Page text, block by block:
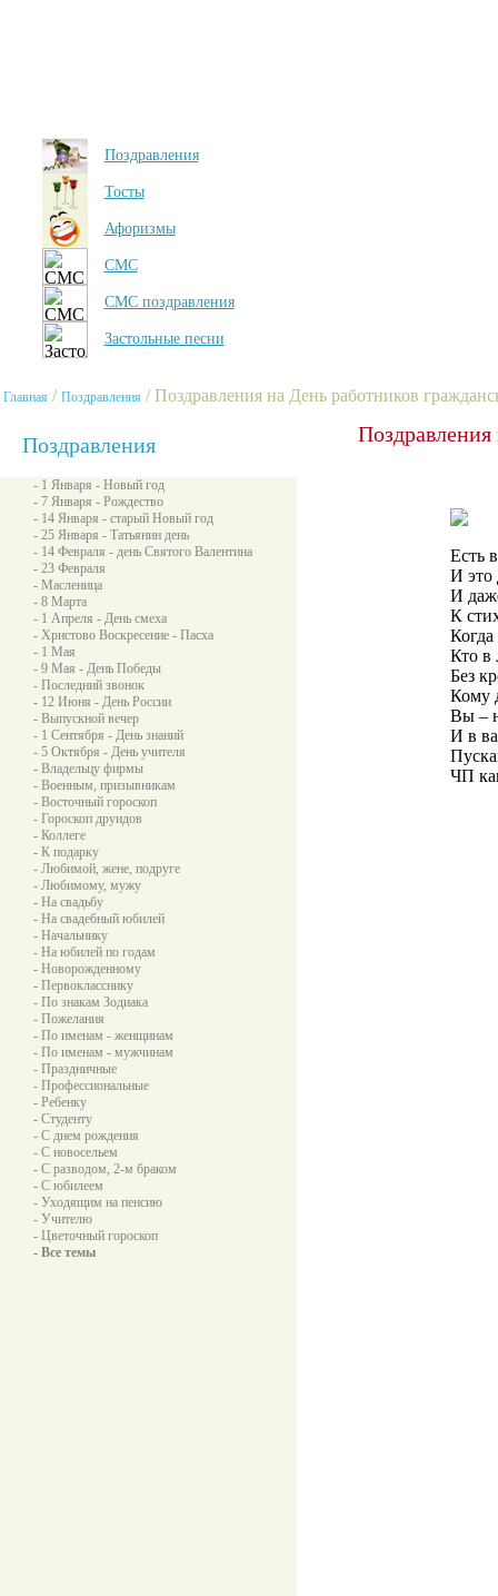
Поздравления
Тосты
Афоризмы
СМС
СМС поздравления
Застольные песни
Главная / Поздравления / Поздравления на День работников
Поздравления
- 1 Января - Новый год
- 7 Января - Рождество
- 14 Января - старый Новый год
- 25 Января - Татьянин день
- 14 Февраля - день Святого Валентина
- 23 Февраля
- Масленица
- 8 Марта
- 1 Апреля - День смеха
- Христово Воскресение - Пасха
- 1 Мая
- 9 Мая - День Победы
- Последний звонок
- 12 Июня - День России
- Выпускной вечер
- 1 Сентября - День знаний
- 5 Октября - День учителя
- Владельцу фирмы
- Военным, призывникам
- Восточный гороскоп
- Гороскоп друидов
- Коллеге
- К подарку
- Любимой, жене, подруге
- Любимому, мужу
- На свадьбу
- На свадебный юбилей
- Начальнику
- На юбилей по годам
- Новорожденному
- Первокласснику
- По знакам Зодиака
- Пожелания
- По именам - женщинам
- По именам - мужчинам
- Праздничные
- Профессиональные
- Ребенку
- Студенту
- С днем рождения
- С новосельем
- С разводом, 2-м браком
- С юбилеем
- Уходящим на пенсию
- Учителю
- Цветочный гороскоп
- Все темы
Есть
И это
И
К
Кто в
Без
Кому
Вы –
И в
ЧП